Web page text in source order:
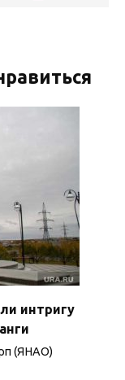
интригу
(ЯНАО)